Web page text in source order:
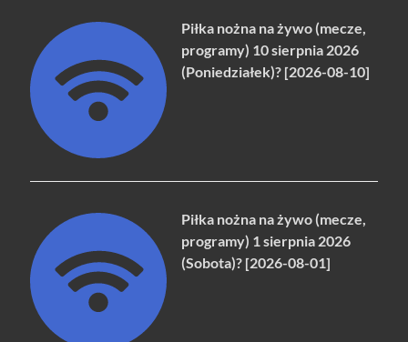
Piłka nożna na żywo (mecze,
programy) 10 sierpnia 2026
(Poniedziałek)? [2026-08-10]
Piłka nożna na żywo (mecze,
programy) 1 sierpnia 2026
(Sobota)? [2026-08-01]